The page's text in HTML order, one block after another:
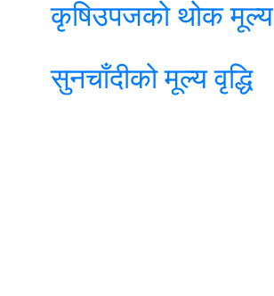
कृषिउपजको थोक मूल्य
सुनचाँदीको मूल्य वृद्धि